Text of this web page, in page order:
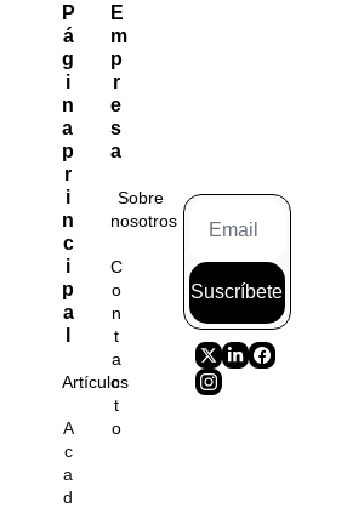
P
á
g
i
n
a
p
r
i
n
c
i
p
a
Artículos
A
c
a
d
E
m
p
r
e
s
a
Sobre
nosotros
C
o
n
t
a
c
t
o
Suscríbete